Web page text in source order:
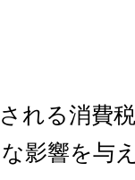
れる消費
影響を与